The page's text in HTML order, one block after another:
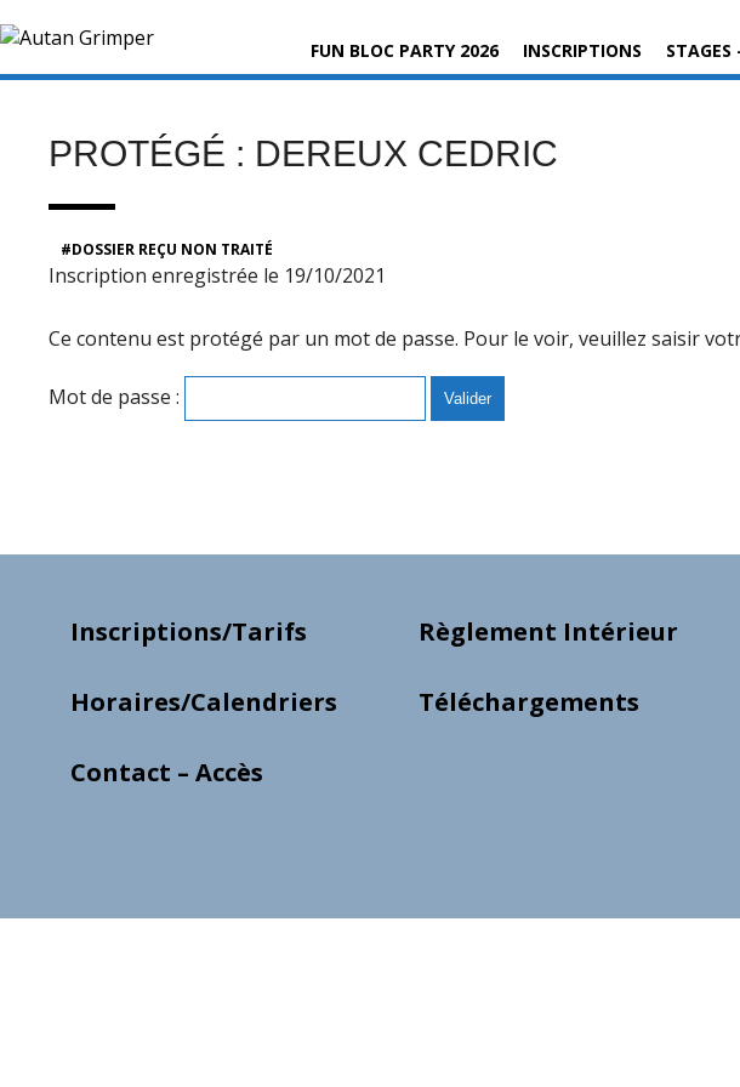
to
FUN BLOC PARTY 2026
INSCRIPTIONS STAGES
PROTÉGÉ : DEREUX CEDRIC
DOSSIER REÇU NON TRAITÉ
Inscription enregistrée le 19/10/2021
Ce contenu est protégé par un mot de passe. Pour le voir, veuillez saisir
Mot de passe :
Inscriptions/Tarifs
Horaires/Calendriers
Contact – Accès
Règlement Intérieur
Téléchargements